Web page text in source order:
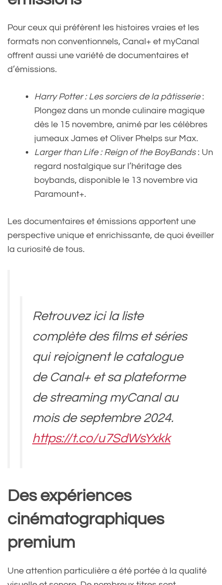
Pour ceux qui préfèrent les histoires vraies et les
formats non conventionnels, Canal+ et myCanal
offrent aussi une variété de documentaires et
d’émissions.
Harry Potter : Les sorciers de la pâtisserie:
Plongez dans un monde culinaire magique
dès le 15 novembre, animé par les célèbres
jumeaux James et Oliver Phelps sur Max.
Larger than Life : Reign of the BoyBands: Un
regard nostalgique sur l’héritage des
boybands, disponible le 13 novembre via
Paramount+.
Les documentaires et émissions apportent une
perspective unique et enrichissante, de quoi éveiller
la curiosité de tous.
Retrouvez ici la liste
complète des films et séries
qui rejoignent le catalogue
de Canal+ et sa plateforme
de streaming myCanal au
mois de septembre 2024.
https://t.co/u7SdWsYxkk
(@cnetfrance)September 1,
2024
Des expériences
cinématographiques
premium
Une attention particulière a été portée à la qualité